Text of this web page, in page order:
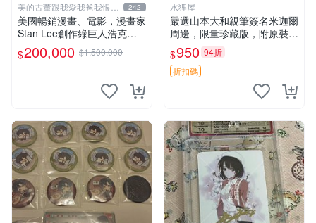
美的古董跟我愛我爸我恨壞
人
242
美國暢銷漫畫、電影，漫畫家
Stan Lee創作綠巨人浩克、
蜘蛛人、X戰警、鋼鐵人，鋼
鐵人是世界最有錢總裁拯救國
8鋼鐵人第一集簽名漫畫
$200,000 $1,500,000
水狸屋
嚴選山本大和親筆簽名米迦爾
周邊，限量珍藏版，附原裝卡
磚與精美裝裱。收藏家推薦，
品相完美好發，支持權威鑒
定。 百夜優一郎周邊 山本大
$950 94折
折扣碼